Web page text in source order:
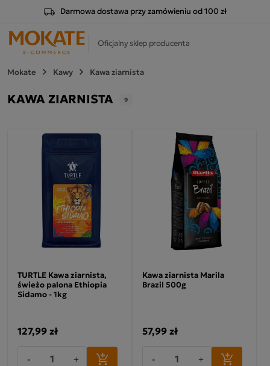
Darmowa dostawa przy zamówieniu od 100 zł
Oficjalny sklep producenta
Mokate Kawy Kawa ziarnista
KAWA ZIARNISTA 9
TURTLE Kawa ziarnista,
świeżo palona Ethiopia
Sidamo - 1kg
127,99 zł
- +
Kawa ziarnista Marila
Brazil 500g
57,99 zł
- +